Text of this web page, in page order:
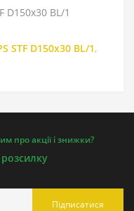
D150x30 BL/1
STF D150x30 BL/1,
про акції і знижки?
Підписатися